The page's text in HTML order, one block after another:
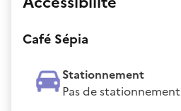
Café Sépia
Stationnement
Pas de